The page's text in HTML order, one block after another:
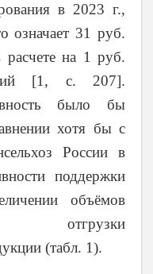
в 2023 г.,
означает 31 руб.
на 1 руб.
[1, с. 207].
было бы
хотя бы с
России в
поддержки
объёмов
отгрузки
(табл. 1).